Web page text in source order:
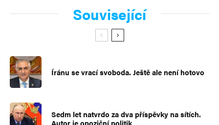
Související
Íránu se vrací svoboda. Ještě ale není hotovo
Sedm let natvrdo za dva příspěvky na sítích.
Autor je opoziční politik